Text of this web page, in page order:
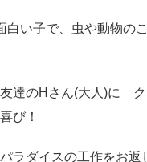
白い子で、虫や動物の
達のHさん(大人)に
び！
ラダイスの工作をお返